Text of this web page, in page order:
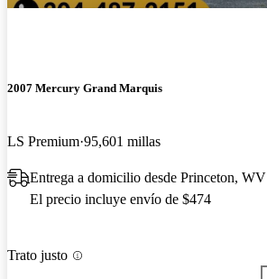
2007 Mercury Grand Marquis
LS Premium 95,601 millas
Entrega a domicilio desde Princeton, WV
El precio incluye envío de $474
Trato justo